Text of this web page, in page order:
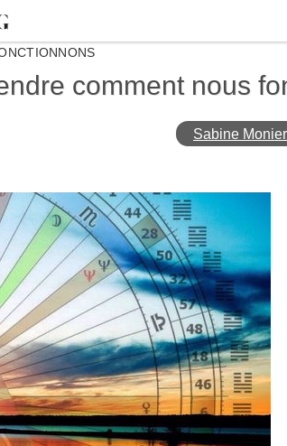
comment nous
Sabine Monier